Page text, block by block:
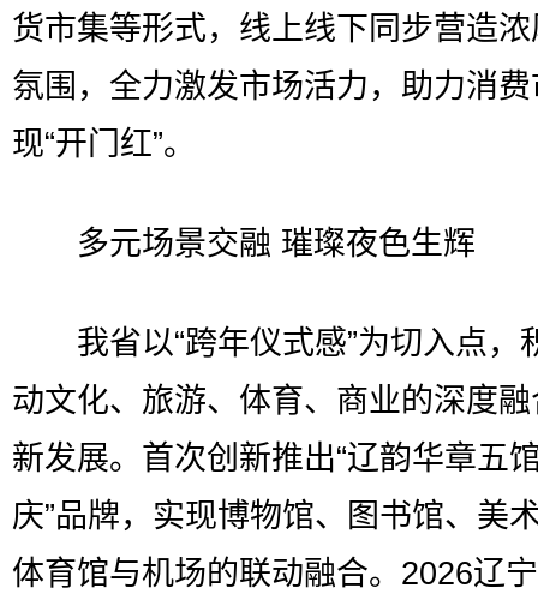
货市集等形式，线上线下同步营造
氛围，全力激发市场活力，助力消
现“开门红”。
多元场景交融 璀璨夜色生辉
我省以“跨年仪式感”为切入点，
动文化、旅游、体育、商业的深度
新发展。首次创新推出“辽韵华章五
庆”品牌，实现博物馆、图书馆、美
体育馆与机场的联动融合。2026辽